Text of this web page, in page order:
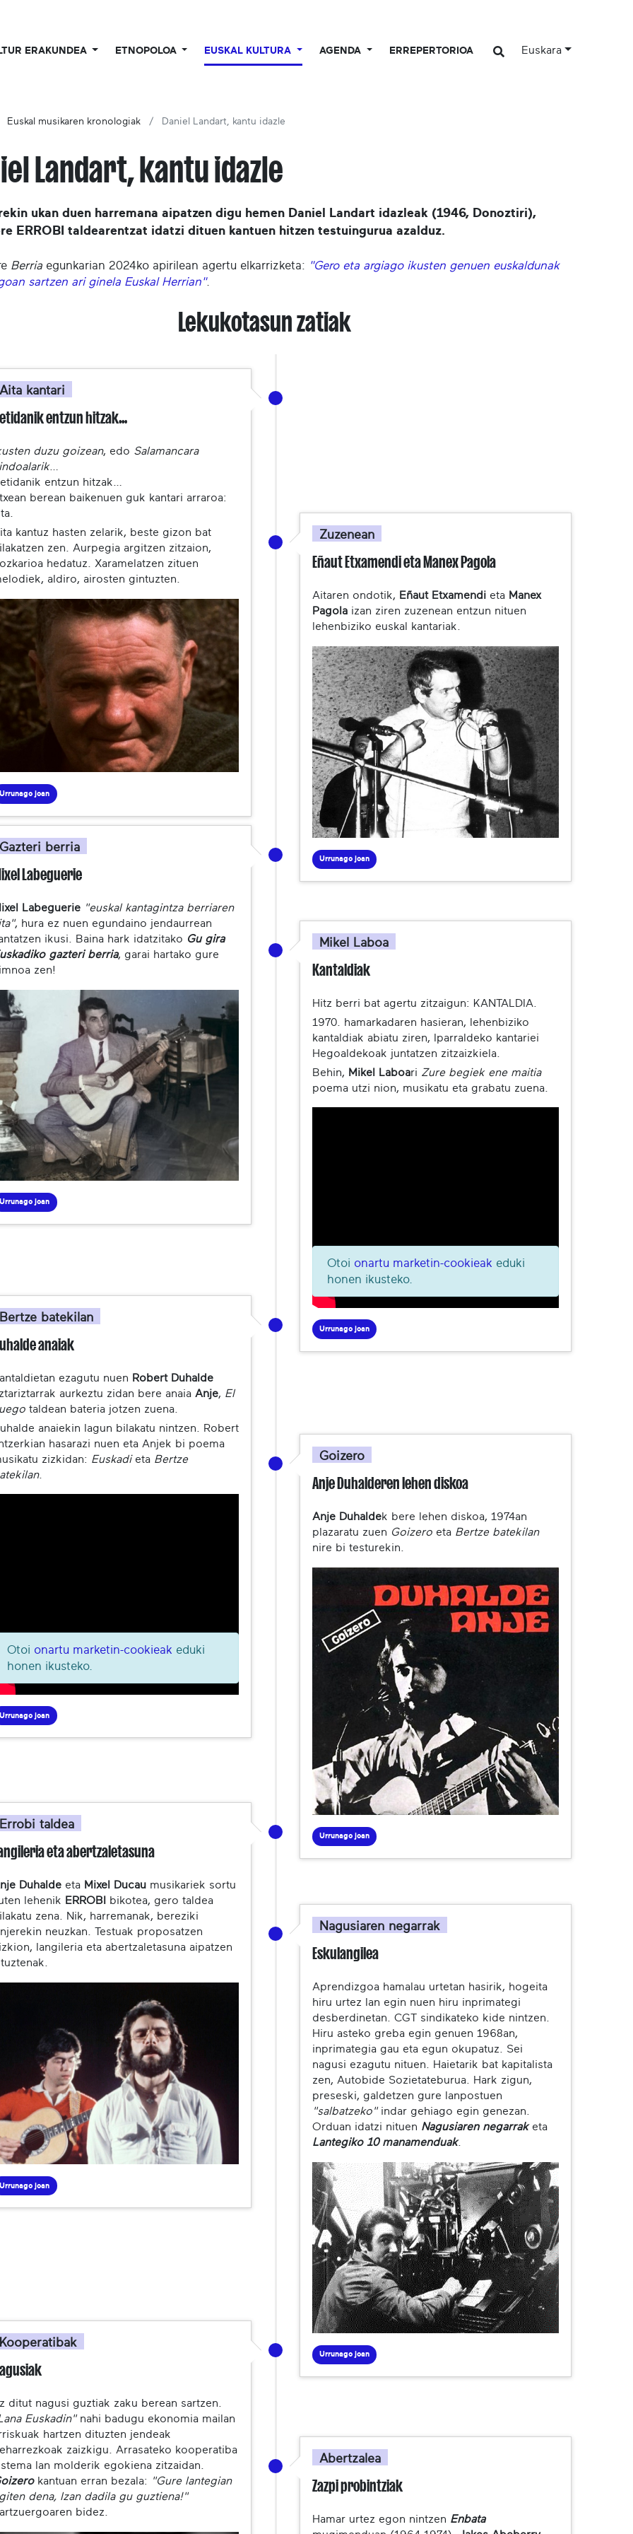
ERAKUNDEA ETNOPOLOA EUSKAL KULTURA AGENDA ERREPERTORIOA Euskara
Euskal musikaren kronologiak Daniel Landart, kantu idazle
Landart, kantu idazle
ukan duen harremana aipatzen digu hemen Daniel Landart idazleak (1946, Donoztiri),
ERROBI taldearentzat idatzi dituen kantuen hitzen testuingurua azalduz.
Berria egunkarian 2024ko apirilean agertu elkarrizketa: "Gero eta argiago ikusten genuen euskaldunak
sartzen ari ginela Euskal Herrian".
Lekukotasun zatiak
Aita kantari
entzun hitzak…
duzu goizean, edo Salamancara
…
entzun hitzak…
berean baikenuen guk kantari arraroa:
kantuz hasten zelarik, beste gizon bat
zen. Aurpegia argitzen zitzaion,
hedatuz. Xaramelatzen zituen
aldiro, airosten gintuzten.
Urrunago joan
Zuzenean
Eñaut Etxamendi eta Manex Pagola
Aitaren ondotik, Eñaut Etxamendieta Manex
Pagolaizan ziren zuzenean entzun nituen
lehenbiziko euskal kantariak.
Urrunago joan
Gazteri berria
Labeguerie
Labeguerie "euskal kantagintza berriaren
, hura ez nuen egundaino jendaurrean
ikusi. Baina hark idatzitako Gu gira
gazteri berria, garai hartako gure
zen!
Urrunago joan
Mikel Laboa
Kantaldiak
Hitz berri bat agertu zitzaigun: KANTALDIA.
1970. hamarkadaren hasieran, lehenbiziko
kantaldiak abiatu ziren, Iparraldeko kantariei
Hegoaldekoak juntatzen zitzaizkiela.
Behin, Mikel Laboari Zure begiek ene maitia
poema utzi nion, musikatu eta grabatu zuena.
Otoi onartu marketin-cookieak eduki
honen ikusteko.
Urrunago joan
Bertze batekilan
anaiak
ezagutu nuen Robert Duhalde
aurkeztu zidan bere anaia Anje, El
taldean bateria jotzen zuena.
anaiekin lagun bilakatu nintzen. Robert
hasarazi nuen eta Anjek bi poema
zizkidan: Euskadieta Bertze
.
Otoi onartu marketin-cookieak eduki
honen ikusteko.
Urrunago joan
Goizero
Anje Duhalderen lehen diskoa
Anje Duhaldek bere lehen diskoa, 1974an
plazaratu zuen Goizeroeta Bertze batekilan
nire bi testurekin.
Urrunago joan
Errobi taldea
eta abertzaletasuna
Duhalde eta Mixel Ducau musikariek sortu
lehenik ERROBI
bikotea, gero taldea
zena. Nik, harremanak, bereziki
neuzkan. Testuak proposatzen
langileria eta abertzaletasuna aipatzen
Urrunago joan
Nagusiaren negarrak
Eskulangilea
Aprendizgoa hamalau urtetan hasirik, hogeita
hiru urtez lan egin nuen hiru inprimategi
desberdinetan. CGT sindikateko kide nintzen.
Hiru asteko greba egin genuen 1968an,
inprimategia gau eta egun okupatuz. Sei
nagusi ezagutu nituen. Haietarik bat kapitalista
zen, Autobide Sozietateburua. Hark zigun,
preseski, galdetzen gure lanpostuen
"salbatzeko"indar gehiago egin genezan.
Orduan idatzi nituen Nagusiaren negarraketa
Lantegiko 10 manamenduak.
Urrunago joan
Kooperatibak
ditut nagusi guztiak zaku berean sartzen.
Euskadin"nahi badugu ekonomia mailan
hartzen dituzten jendeak
zaizkigu. Arrasateko kooperatiba
lan molderik egokiena zitzaidan.
kantuan erran bezala:
"Gure lantegian
dena, Izan dadila gu guztiena!"
bidez.
Abertzalea
Zazpi probintziak
Hamar urtez egon nintzen Enbata